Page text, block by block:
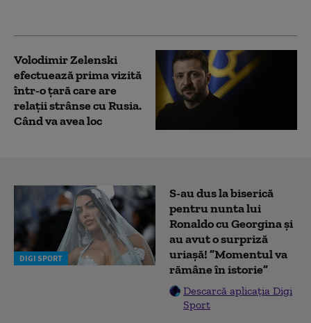
Volodimir Zelenski
efectuează prima vizită
într-o țară care are
relații strânse cu Rusia.
Când va avea loc
DIGI SPORT
S-au dus la biserică
pentru nunta lui
Ronaldo cu Georgina și
au avut o surpriză
uriașă! ”Momentul va
rămâne în istorie”
Descarcă aplicația Digi
Sport